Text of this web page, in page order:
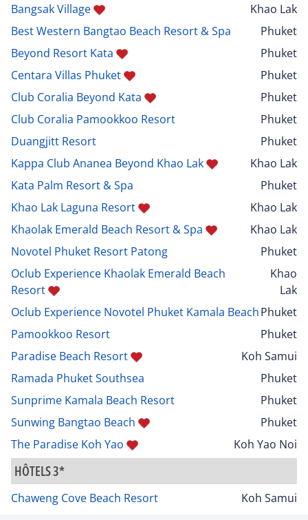
Bangsak Village
Khao Lak
Best Western Bangtao Beach Resort & Spa
Phuket
Beyond Resort Kata
Phuket
Centara Villas Phuket
Phuket
Club Coralia Beyond Kata
Phuket
Club Coralia Pamookkoo Resort
Phuket
Duangjitt Resort
Phuket
Kappa Club Ananea Beyond Khao Lak
Khao Lak
Kata Palm Resort & Spa
Phuket
Khao Lak Laguna Resort
Khao Lak
Khaolak Emerald Beach Resort & Spa
Khao Lak
Novotel Phuket Resort Patong
Phuket
Oclub Experience Khaolak Emerald Beach
Resort
Khao
Lak
Oclub Experience Novotel Phuket Kamala BeachPhuket
Pamookkoo Resort
Phuket
Paradise Beach Resort
Koh Samui
Ramada Phuket Southsea
Phuket
Sunprime Kamala Beach Resort
Phuket
Sunwing Bangtao Beach
Phuket
The Paradise Koh Yao
Koh Yao Noi
HÔTELS 3*
Chaweng Cove Beach Resort Koh Samui